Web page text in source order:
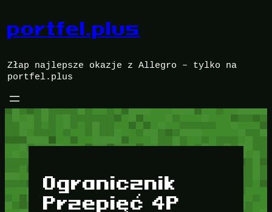
treści
portfel.plus
Złap najlepsze okazje z Allegro – tylko na
portfel.plus
Ogranicznik
Przepięć 4P